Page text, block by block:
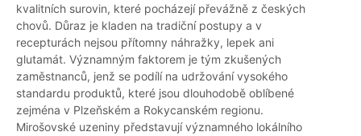
kvalitních surovin, které pocházejí převážně z českých
chovů. Důraz je kladen na tradiční postupy a v
recepturách nejsou přítomny náhražky, lepek ani
glutamát. Významným faktorem je tým zkušených
zaměstnanců, jenž se podílí na udržování vysokého
standardu produktů, které jsou dlouhodobě oblíbené
zejména v Plzeňském a Rokycanském regionu.
Mirošovské uzeniny představují významného lokálního